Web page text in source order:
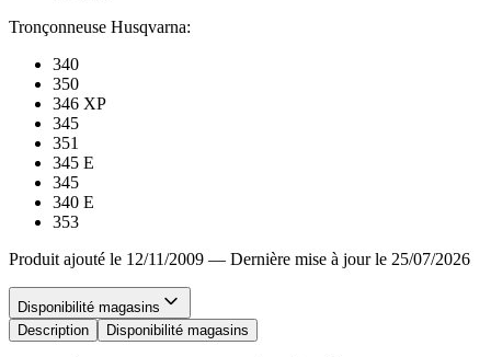
Tronçonneuse Husqvarna:
340
350
346 XP
345
351
345 E
345
340 E
353
Produit ajouté le 12/11/2009 — Dernière mise à jour le 25/07/2026
Disponibilité magasins
Description
Disponibilité magasins